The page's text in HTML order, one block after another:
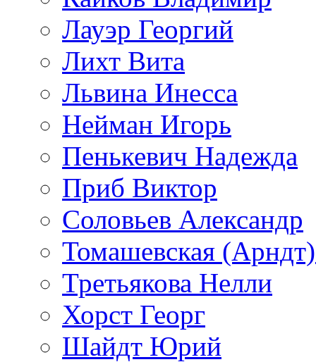
Лауэр Георгий
Лихт Вита
Львина Инесса
Нейман Игорь
Пенькевич Надежда
Приб Виктор
Соловьев Александр
Томашевская
Третьякова Нелли
Хорст Георг
Шайдт Юрий